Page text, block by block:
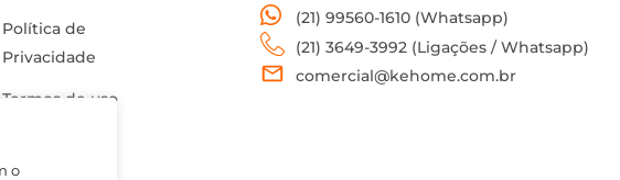
o
Política de
Privacidade
Termos de uso
(21) 99560-1610 (Whatsapp)
(21) 3649-3992 (Ligações / Whatsapp)
comercial@kehome.com.br